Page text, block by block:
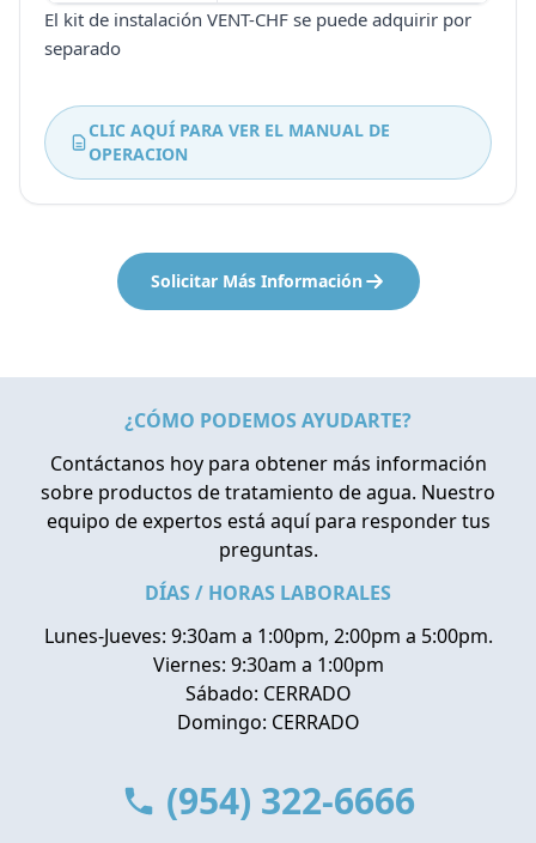
El kit de instalación VENT-CHF se puede adquirir por
separado
CLIC AQUÍ PARA VER EL MANUAL DE
OPERACION
Solicitar Más Información
¿CÓMO PODEMOS AYUDARTE?
Contáctanos hoy para obtener más información
sobre productos de tratamiento de agua. Nuestro
equipo de expertos está aquí para responder tus
preguntas.
DÍAS / HORAS LABORALES
Lunes-Jueves: 9:30am a 1:00pm, 2:00pm a 5:00pm.
Viernes: 9:30am a 1:00pm
Sábado: CERRADO
Domingo: CERRADO
(954) 322-6666